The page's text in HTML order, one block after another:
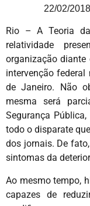
22/02/
Rio – A Teoria
relatividade
organização diante
intervenção
de Janeiro. Não
mesma será
Segurança
todo o disparate
dos jornais. De
sintomas da
Ao mesmo tempo,
capazes de